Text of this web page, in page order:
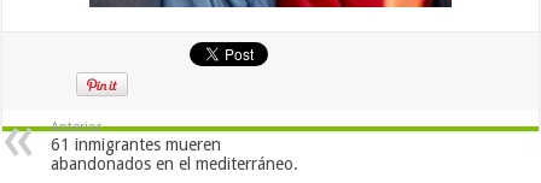
Anterior
61 inmigrantes mueren
abandonados en el mediterráneo.